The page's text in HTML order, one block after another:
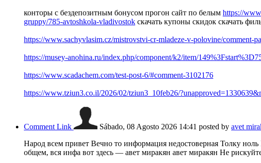
конторы с бездепозитным бонусом прогон сайт по белым https://
gruppy/785-avtoshkola-vladivostok скачать купоны скидок скачать
https://www.sachyvlasim.cz/mistrovstvi-cr-mladeze-v-polovine/comment-
https://musey-anohina.ru/index.php/component/k2/item/
https://www.scadachem.com/test-post-6/#comment-3102176
https://www.tziun3.co.il/2026/02/tziun3_10feb26/
Comment Link Sábado, 08 Agosto 2026 14:41 posted by avet
Народ всем привет Вечно то информация недостоверная Толку
общем, вся инфа вот здесь — авет миракян авет миракян Не